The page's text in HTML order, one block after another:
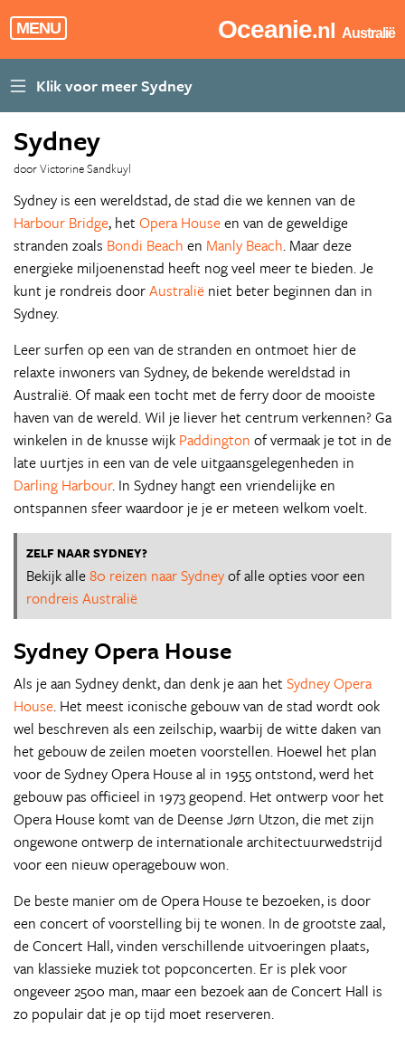
MENU Oceanie.nl Australië
Sydney
door Victorine Sandkuyl
Sydney is een wereldstad, de stad die we kennen van de
Harbour Bridge, het Opera Houseen van de geweldige
stranden zoals Bondi Beach en Manly Beach. Maar deze
energieke miljoenenstad heeft nog veel meer te bieden. Je
kunt je rondreis doorAustralië niet beter beginnen dan in
Sydney.
Leer surfen op een van de stranden en ontmoet hier de
relaxte inwoners van Sydney, de bekende wereldstad in
Australië. Of maak een tocht met de ferry door de mooiste
haven van de wereld. Wil je liever het centrum verkennen? Ga
winkelen in de knusse wijk Paddington of vermaak je tot in de
late uurtjes in een van de vele uitgaansgelegenheden in
Darling Harbour. In Sydney hangt een vriendelijke en
ontspannen sfeer waardoor je je er meteen welkom voelt.
ZELF NAAR SYDNEY?
Bekijk alle80 reizen naar Sydneyof alle opties voor een
rondreis Australië
Sydney Opera House
Als je aan Sydney denkt, dan denk je aan het Sydney Opera
House. Het meest iconische gebouw van de stad wordt ook
wel beschreven als een zeilschip, waarbij de witte daken van
het gebouw de zeilen moeten voorstellen. Hoewel het plan
voor de Sydney Opera House al in 1955 ontstond, werd het
gebouw pas officieel in 1973 geopend. Het ontwerp voor het
Opera House komt van de Deense Jørn Utzon, die met zijn
ongewone ontwerp de internationale architectuurwedstrijd
voor een nieuw operagebouw won.
De beste manier om de Opera House te bezoeken, is door
een concert of voorstelling bij te wonen. In de grootste zaal,
de Concert Hall, vinden verschillende uitvoeringen plaats,
van klassieke muziek tot popconcerten. Er is plek voor
ongeveer 2500 man, maar een bezoek aan de Concert Hall is
zo populair dat je op tijd moet reserveren.